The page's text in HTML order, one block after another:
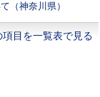
（神奈川県）
項目を一覧表で見る